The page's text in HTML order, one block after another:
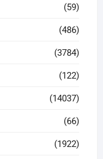
(59)
(486)
(3784)
(122)
(14037)
(66)
(1922)